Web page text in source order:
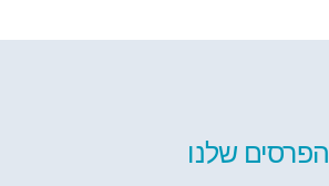
הפרסים שלנו